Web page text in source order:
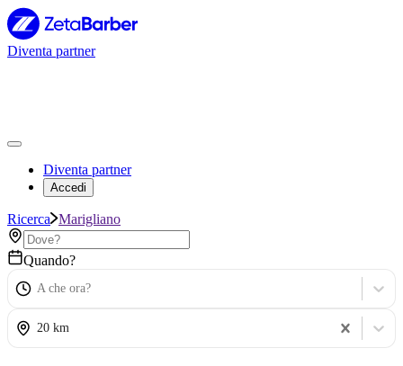
Diventa partner
Diventa partner
Accedi
Ricerca Marigliano
Quando?
A che ora?
20 km